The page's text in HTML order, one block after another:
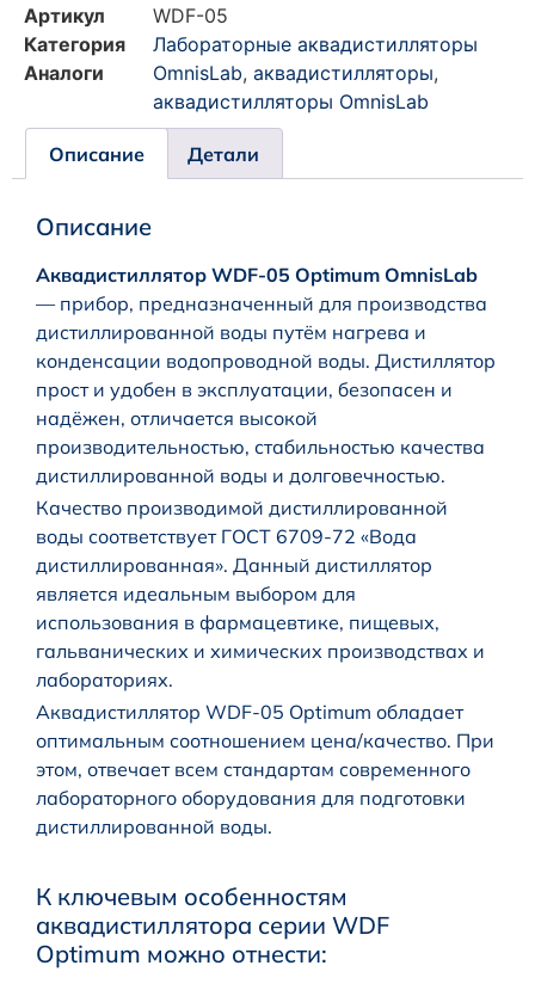
Артикул
WDF-05
Категория
Лабораторные аквадистилляторы
Аналоги
OmnisLab, аквадистилляторы,
аквадистилляторы OmnisLab
Описание Детали
Описание
Аквадистиллятор WDF-05 Optimum OmnisLab
— прибор, предназначенный для производства
дистиллированной воды путём нагрева и
конденсации водопроводной воды. Дистиллятор
прост и удобен в эксплуатации, безопасен и
надёжен, отличается высокой
производительностью, стабильностью качества
дистиллированной воды и долговечностью.
Качество производимой дистиллированной
воды соответствует ГОСТ 6709-72 «Вода
дистиллированная». Данный дистиллятор
является идеальным выбором для
использования в фармацевтике, пищевых,
гальванических и химических производствах и
лабораториях.
Аквадистиллятор WDF-05 Optimum обладает
оптимальным соотношением цена/качество. При
этом, отвечает всем стандартам современного
лабораторного оборудования для подготовки
дистиллированной воды.
К ключевым особенностям
аквадистиллятора серии WDF
Optimum можно отнести: